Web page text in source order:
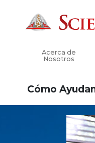
Acerca de
Nosotros
Cómo